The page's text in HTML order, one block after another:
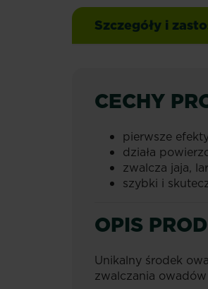
Szczegóły i
CECHY
pierwsze
działa
zwalcza jaja,
szybki i
OPIS
Unikalny środek
zwalczania